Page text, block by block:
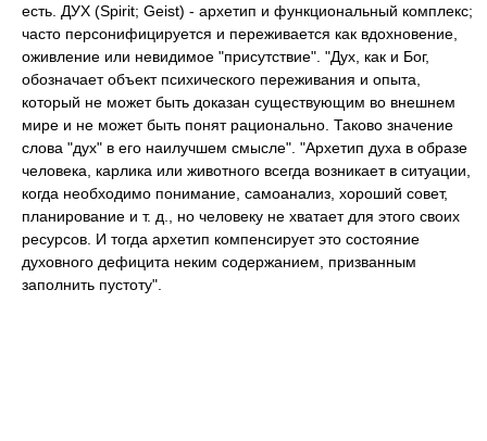
есть. ДУХ (Spirit; Geist) - архетип и функциональный комплекс;
часто персонифицируется и переживается как вдохновение,
оживление или невидимое "присутствие". "Дух, как и Бог,
обозначает объект психического переживания и опыта,
который не может быть доказан существующим во внешнем
мире и не может быть понят рационально. Таково значение
слова "дух" в его наилучшем смысле". "Архетип духа в образе
человека, карлика или животного всегда возникает в ситуации,
когда необходимо понимание, самоанализ, хороший совет,
планирование и т. д., но человеку не хватает для этого своих
ресурсов. И тогда архетип компенсирует это состояние
духовного дефицита неким содержанием, призванным
заполнить пустоту".